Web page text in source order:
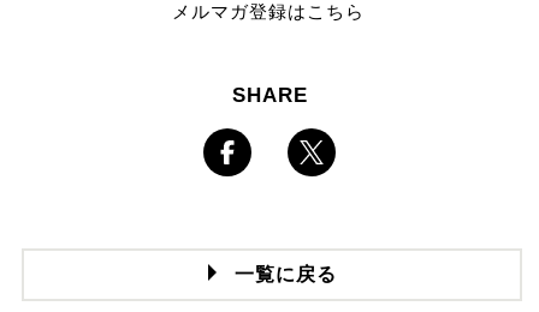
メルマガ登録はこちら
SHARE
一覧に戻る